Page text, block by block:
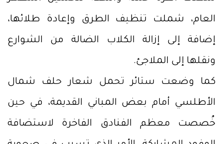
العام، شملت تنظيف الطرق وإعادة طلائها،
إضافة إلى إزالة الكلاب الضالة من الشوارع
ونقلها إلى الملاجئ.
كما وضعت ستائر تحمل شعار حلف شمال
الأطلسي أمام بعض المباني القديمة، في حين
خُصصت معظم الفنادق الفاخرة لاستضافة